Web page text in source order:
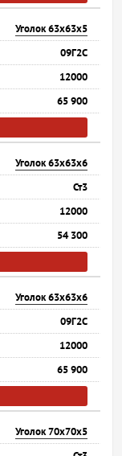
Уголок 63х63х5
09Г2С
12000
65 900
Уголок 63х63х6
Ст3
12000
54 300
Уголок 63х63х6
09Г2С
12000
65 900
Уголок 70х70х5